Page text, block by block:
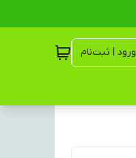
ورود | ثبت‌نام